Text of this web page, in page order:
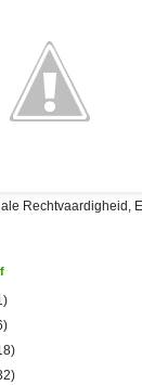
Rechtvaardigheid,